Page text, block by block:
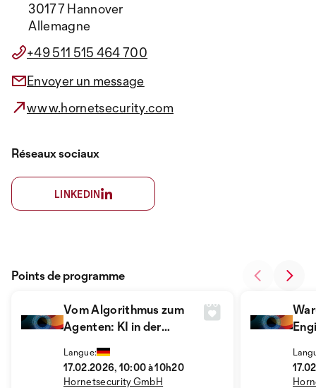
30177 Hannover
Allemagne
+49 511 515 464 700
Envoyer un message
www.hornetsecurity.com
Réseaux sociaux
LINKEDIN
Vom Algorithmus zum
Agenten: KI in der
Langue:
17.02.2026, 10:00 à 10h20
Hornetsecurity GmbH
Points de programme